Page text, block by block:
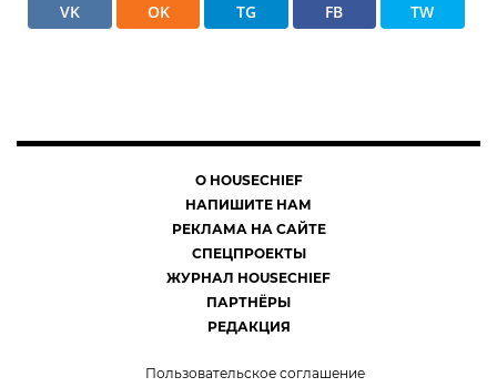
VK OK TG FB TW
О HOUSECHIEF
НАПИШИТЕ НАМ
РЕКЛАМА НА САЙТЕ
СПЕЦПРОЕКТЫ
ЖУРНАЛ HOUSECHIEF
ПАРТНЁРЫ
РЕДАКЦИЯ
Пользовательское соглашение